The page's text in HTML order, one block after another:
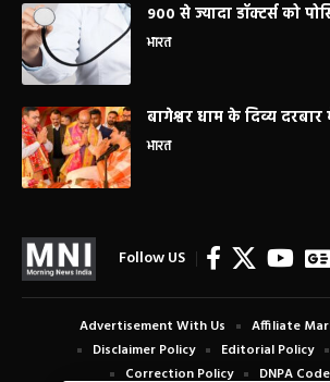
900 से ज्यादा डॉक्टर्स को
भारत
बागेश्वर धाम के दिव्य
भारत
Follow US
Advertisement With Us
Affiliate
Disclaimer Policy
Editorial Policy
Correction Policy
DNPA